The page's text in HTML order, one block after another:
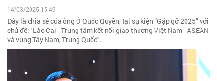
14/03/2025 15:49
Đây là chia sẻ của ông Ô Quốc Quyền, tại sự kiện “Gặp gỡ 2025” với
chủ đề: "Lào Cai - Trung tâm kết nối giao thương Việt Nam - ASEAN
và vùng Tây Nam, Trung Quốc".